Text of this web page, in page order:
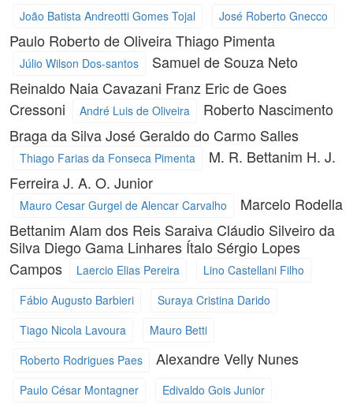
João Batista Andreotti Gomes Tojal
José Roberto Gnecco
Paulo Roberto de OliveiraThiago Pimenta
Júlio Wilson Dos-santos
Samuel de Souza Neto
Reinaldo Naia Cavazani Franz Eric de Goes
Cressoni
André Luis de Oliveira
Roberto Nascimento
Braga da SilvaJosé Geraldo do Carmo Salles
Thiago Farias da Fonseca Pimenta M. R. Bettanim H. J.
FerreiraJ. A. O. Junior
Mauro Cesar Gurgel de Alencar Carvalho
Marcelo Rodella
Bettanim Alam dos Reis Saraiva Cláudio Silveiro da
Silva Diego Gama Linhares Ítalo Sérgio Lopes
Campos
Laercio Elias Pereira
Lino Castellani Filho
Fábio Augusto Barbieri
Suraya Cristina Darido
Tiago Nicola Lavoura
Mauro Betti
Roberto Rodrigues Paes
Alexandre Velly Nunes
Paulo César Montagner
Edivaldo Gois Junior